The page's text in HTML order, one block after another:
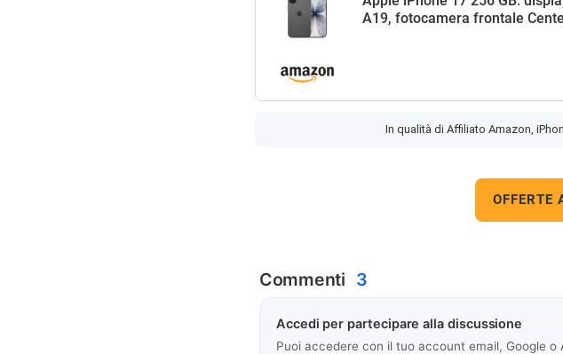
A19, fotocamera frontale
In qualità di Affiliato Amazon,
OFFERTE
Commenti 3
Accedi per partecipare alla discussione
Puoi accedere con il tuo account email, Google o